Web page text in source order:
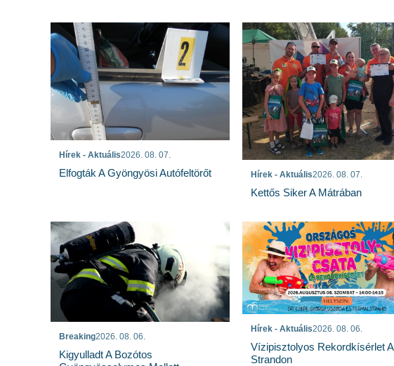
Hírek - Aktuális2026. 08. 07.
Elfogták A Gyöngyösi Autófeltörőt Hírek - Aktuális2026. 08. 07.
Kettős Siker A Mátrában
Breaking2026. 08. 06.
Kigyulladt A Bozótos
Hírek - Aktuális2026. 08. 06.
Vízipisztolyos Rekordkísérlet A
Strandon